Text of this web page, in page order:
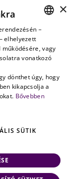
HUNGARIAN
ENGLISH
×
–
elhelyezett
vagy
vonatkozó
dönthet úgy, hogy
kikapcsolja a
Bővebben
SÜTIK